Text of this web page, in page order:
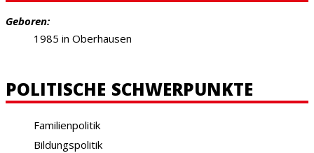
Geboren:
1985 in Oberhausen
POLITISCHE SCHWERPUNKTE
Familienpolitik
Bildungspolitik